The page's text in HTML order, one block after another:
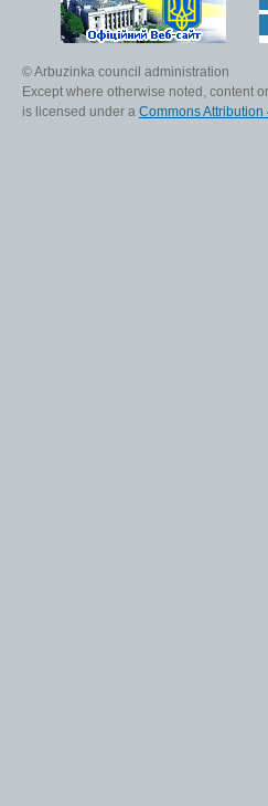
© Arbuzinka council administration
Except where otherwise noted, content
is licensed under a Commons